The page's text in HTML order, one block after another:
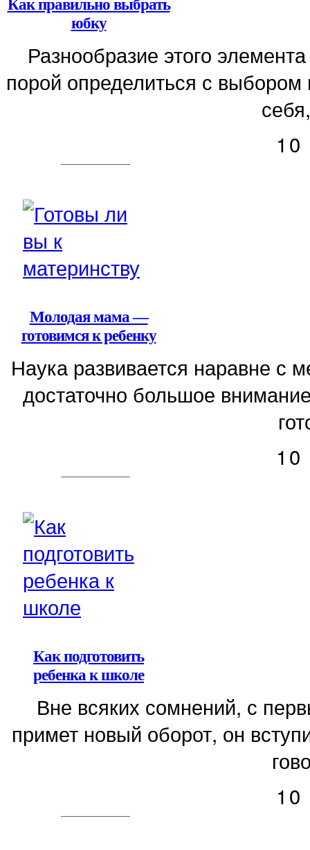
Как правильно выбрать
юбку
Разнообразие этого
порой определиться с
Молодая мама —
готовимся к ребенку
Наука развивается наравне с
достаточно большое
Как подготовить
ребенка к школе
Вне всяких сомнений, с
примет новый оборот, он